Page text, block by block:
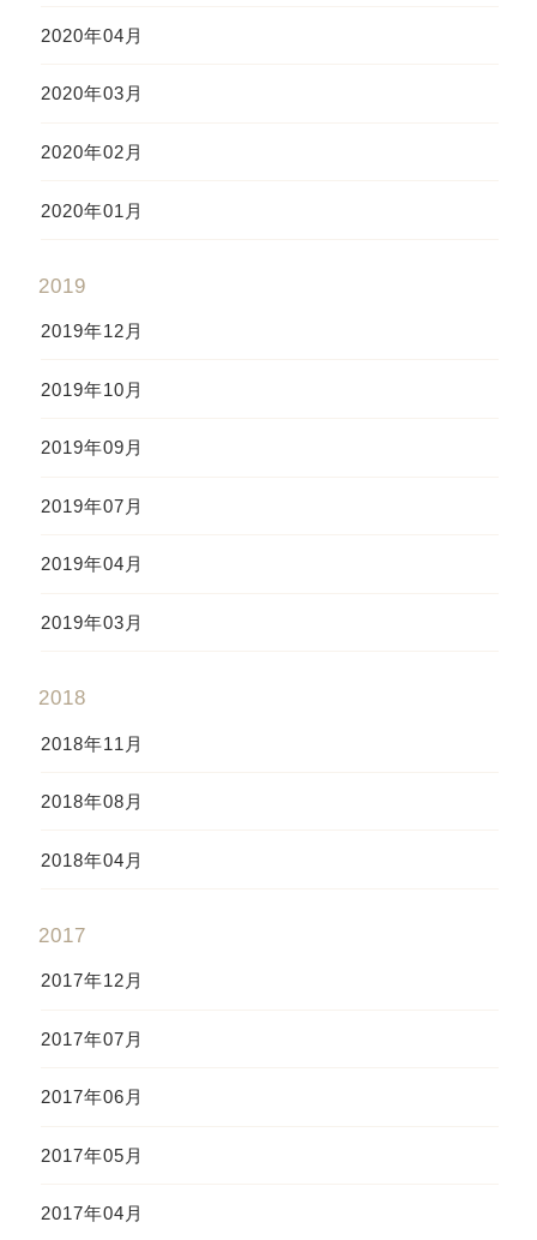
2020年04月
2020年03月
2020年02月
2020年01月
2019
2019年12月
2019年10月
2019年09月
2019年07月
2019年04月
2019年03月
2018
2018年11月
2018年08月
2018年04月
2017
2017年12月
2017年07月
2017年06月
2017年05月
2017年04月